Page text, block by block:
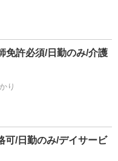
免許必須/日勤のみ/介護
り
可/日勤のみ/デイサービ